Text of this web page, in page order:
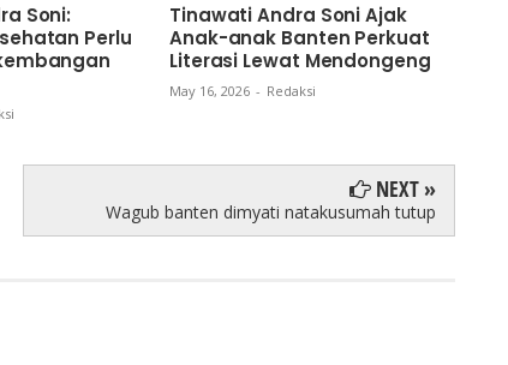
Soni:
Perlu
Tinawati Andra Soni Ajak
Anak-anak Banten Perkuat
Literasi Lewat Mendongeng
May 16, 2026 - Redaksi
NEXT »
Wagub banten dimyati natakusumah tutup